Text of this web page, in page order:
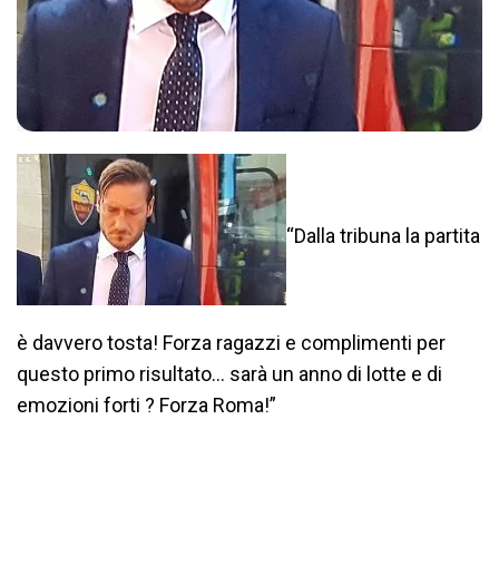
“Dalla tribuna la partita
è davvero tosta! Forza ragazzi e complimenti per
questo primo risultato… sarà un anno di lotte e di
emozioni forti ? Forza Roma!”